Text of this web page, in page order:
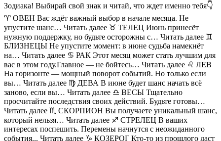
Зодиака! Выбирай свой знак и читай, что ждет именно тебя👇
♈️ ОВЕН Вас ждёт важный выбор в начале месяца. Не
упустите шанс… Читать далее ♉️ ТЕЛЕЦ Июнь принесёт
нужную поддержку, но будьте осторожны с… Читать далее ♊️
БЛИЗНЕЦЫ Не упустите момент: в июне судьба намекнёт
на… Читать далее ♋️ РАК Этот месяц может стать лучшим для
вас в этом году.Главное — не бойтесь… Читать далее ♌️ ЛЕВ
На горизонте — мощный поворот событий. Но только если
вы… Читать далее ♍️ ДЕВА В июне будет шанс начать всё
заново, если вы… Читать далее ♎️ ВЕСЫ Тщательно
просчитайте последствия своих действий. Будьте готовы…
Читать далее ♏️ СКОРПИОН Вы получаете уникальный шанс,
который нельзя… Читать далее ♐️ СТРЕЛЕЦ В ваших
интересах поспешить. Перемены начнутся с неожиданного
события... Читать далее ♑️ КОЗЕРОГ Кто-то из прошлого даст